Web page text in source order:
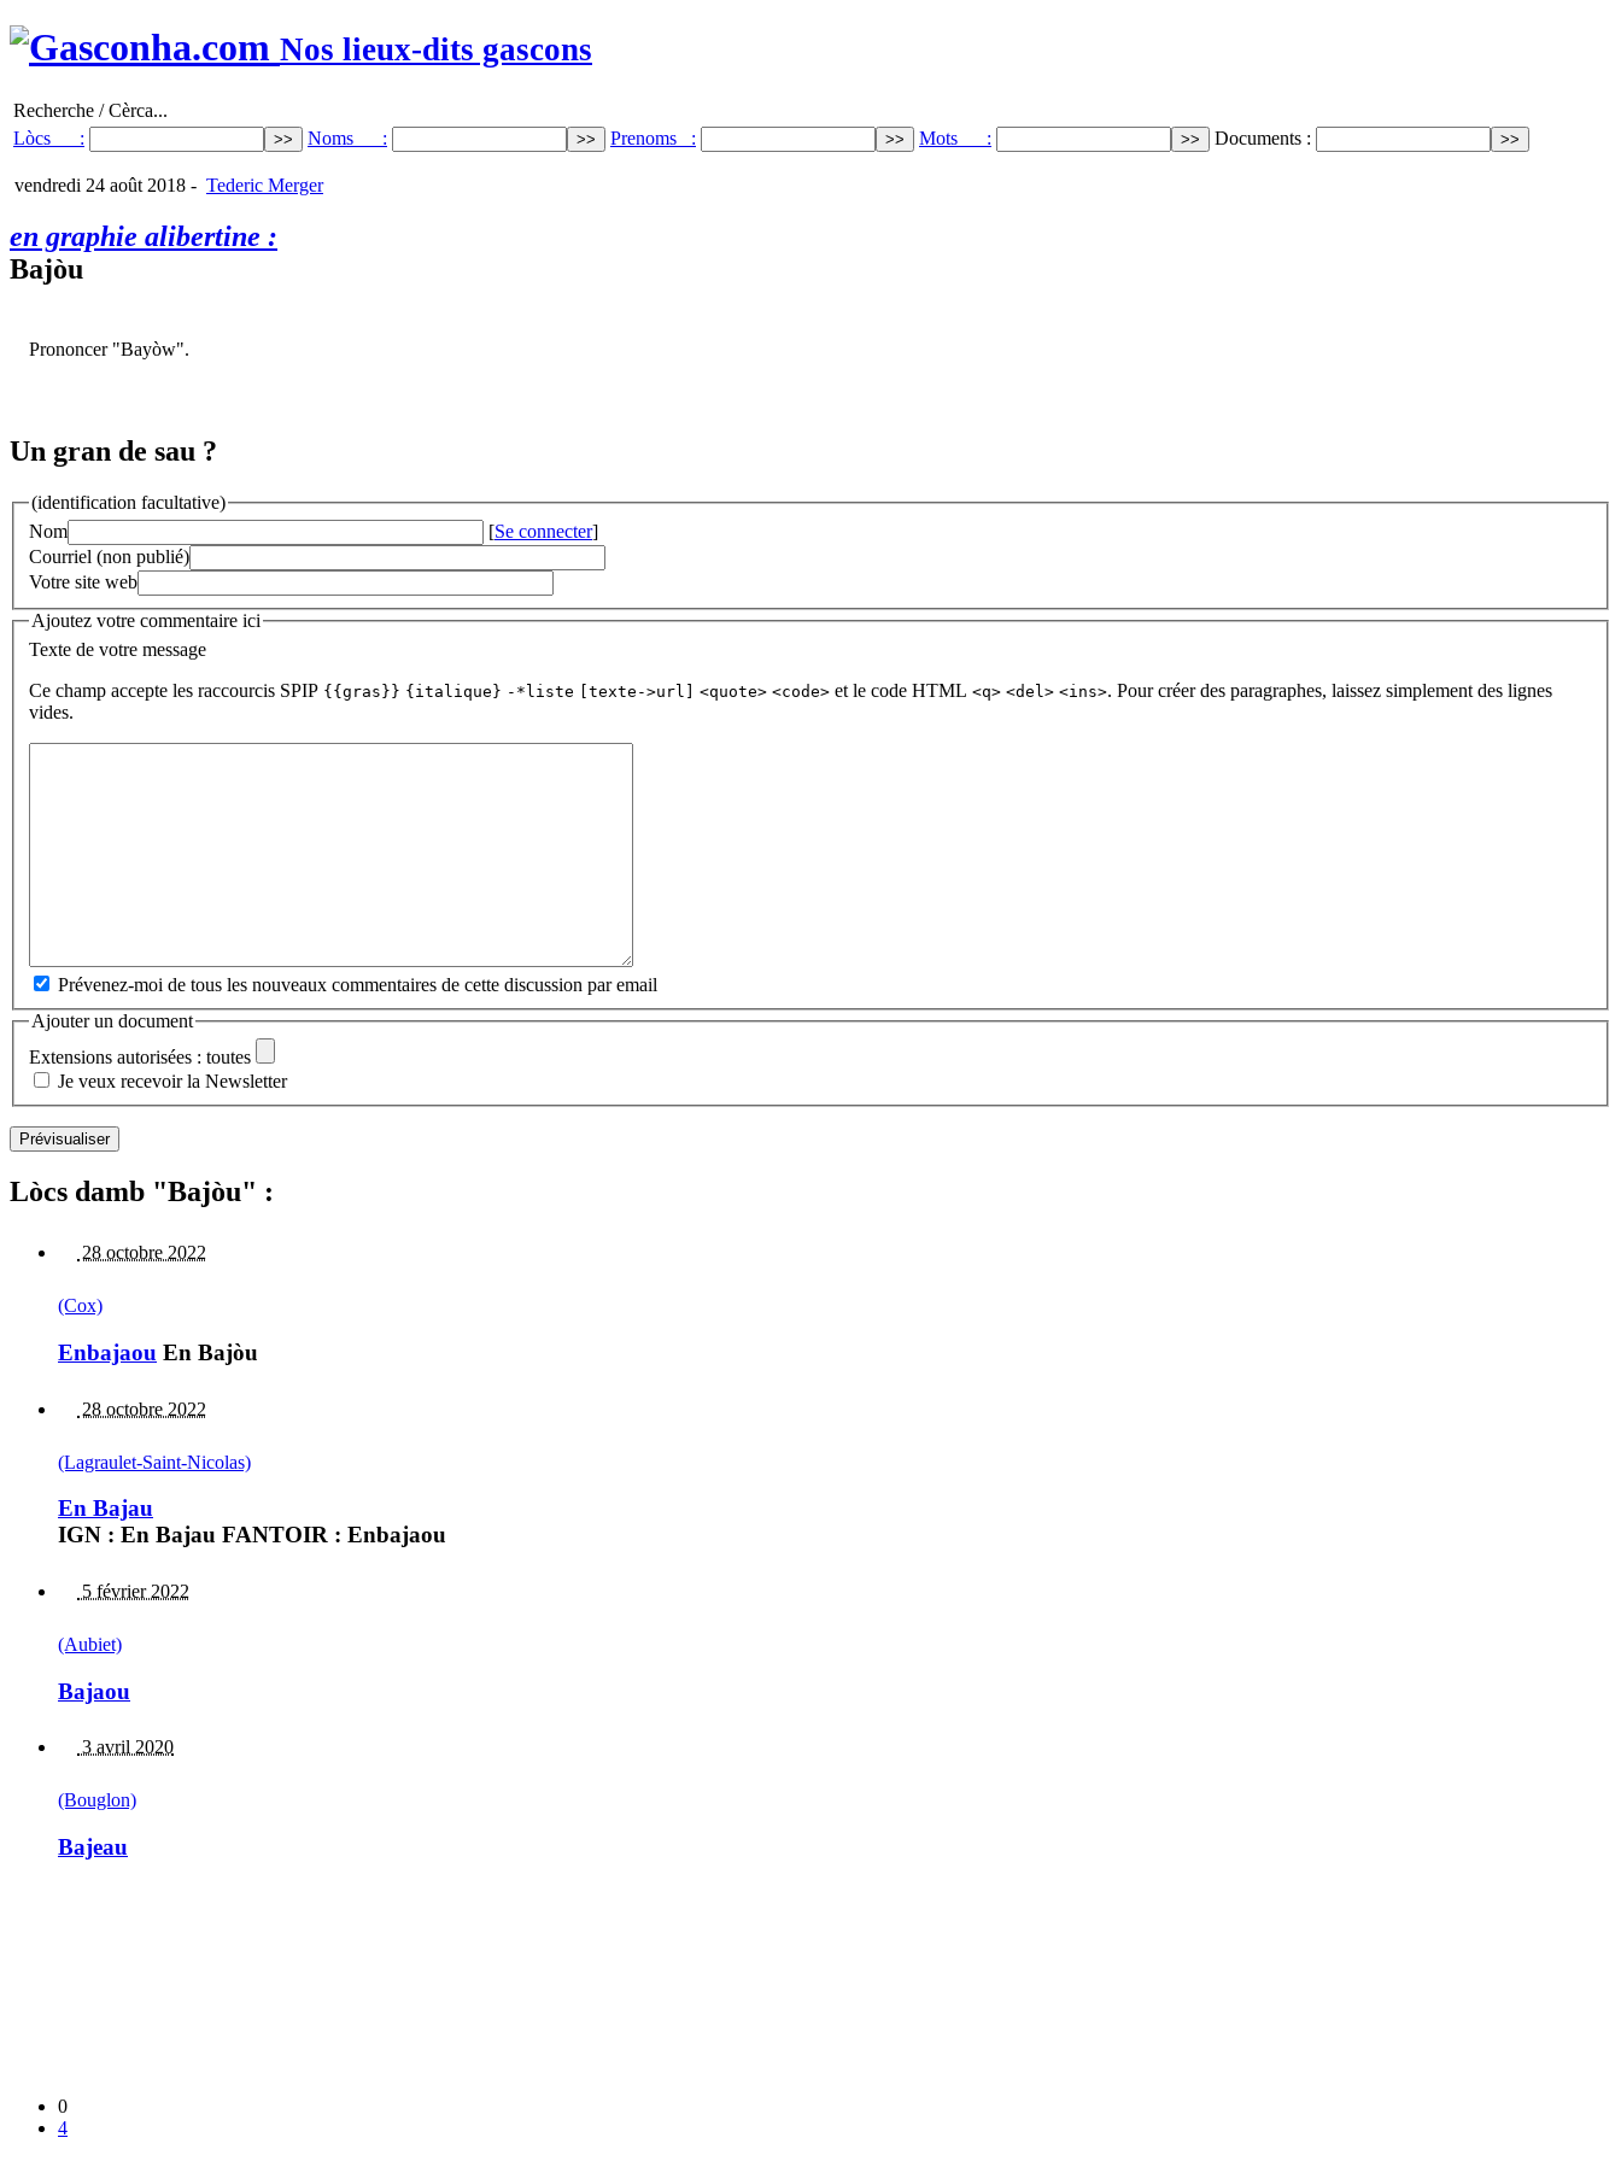
Nos lieux-dits gascons
Recherche / Cèrca...
Lòcs :
Noms : Prenoms : Mots : Documents :
vendredi 24 août 2018 - Tederic Merger
en graphie alibertine :
Bajòu
Prononcer "Bayòw".
Un gran de sau ?
(identification facultative)
Nom
[Se connecter]
Courriel (non publié)
Votre site web
Ajoutez votre commentaire ici
Texte de votre message
Ce champ accepte les raccourcis SPIP {{gras}} {italique} -*liste [texte->url] <quote> <code> et le code HTML <q> <del> <ins>. Pour créer des paragraphes, laissez simplement des lignes
vides.
Prévenez-moi de tous les nouveaux commentaires de cette discussion par email
Ajouter un document
Extensions autorisées : toutes
Je veux recevoir la Newsletter
Lòcs damb "Bajòu" :
28 octobre 2022
(Cox)
Enbajaou En Bajòu
28 octobre 2022
(Lagraulet-Saint-Nicolas)
En Bajau
IGN : En Bajau FANTOIR : Enbajaou
5 février 2022
(Aubiet)
Bajaou
3 avril 2020
(Bouglon)
Bajeau
0
4